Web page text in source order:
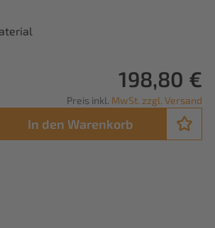
198,80 €
Preis inkl. MwSt. zzgl. Versand
In den Warenkorb